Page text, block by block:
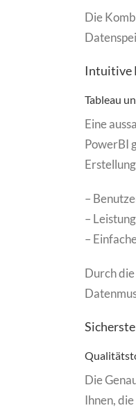
Die
Intuitive
Tableau
Eine
PowerBI
–
–
–
Durch
Die
Ihnen,